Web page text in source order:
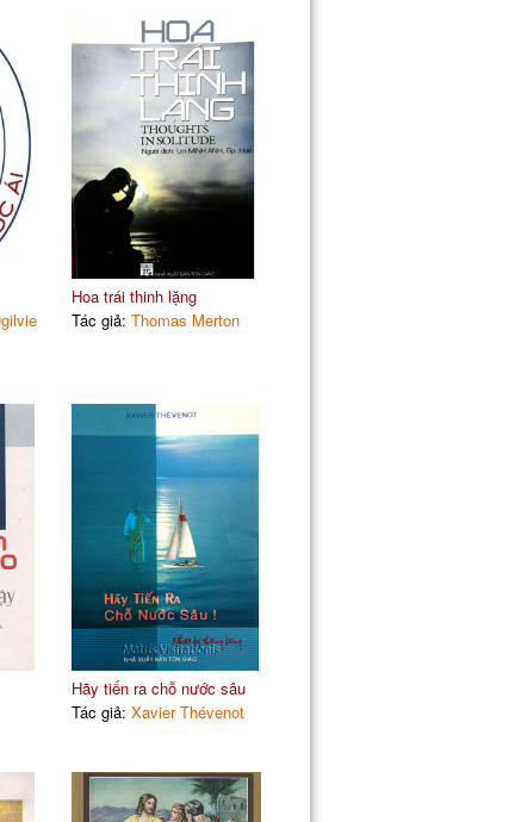
Hoa trái thinh lặng
Tác giả: Thomas Merton
Hãy tiến ra chỗ nước sâu
Tác giả: Xavier Thévenot